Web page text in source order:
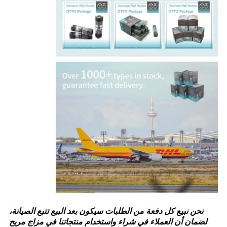
نحن نبيع كل دفعة من الطلبات سيكون بعد البيع تتبع الصيانة،
لضمان أن العملاء في شراء واستخدام منتجاتنا في مزاج مريح